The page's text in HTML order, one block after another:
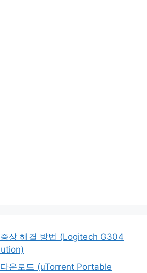
상 해결 방법 (Logitech G304
운로드 (uTorrent Portable